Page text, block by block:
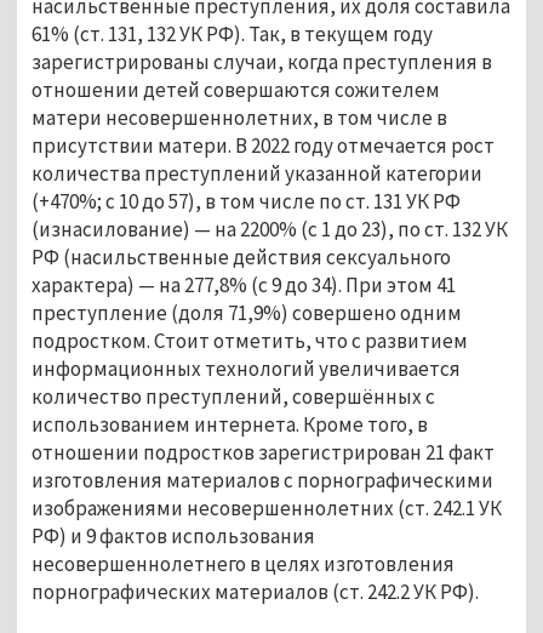
насильственные преступления, их доля составила
61% (ст. 131, 132 УК РФ). Так, в текущем году
зарегистрированы случаи, когда преступления в
отношении детей совершаются сожителем
матери несовершеннолетних, в том числе в
присутствии матери. В 2022 году отмечается рост
количества преступлений указанной категории
(+470%; с 10 до 57), в том числе по ст. 131 УК РФ
(изнасилование) — на 2200% (с 1 до 23), по ст. 132 УК
РФ (насильственные действия сексуального
характера) — на 277,8% (с 9 до 34). При этом 41
преступление (доля 71,9%) совершено одним
подростком. Стоит отметить, что с развитием
информационных технологий увеличивается
количество преступлений, совершённых с
использованием интернета. Кроме того, в
отношении подростков зарегистрирован 21 факт
изготовления материалов с порнографическими
изображениями несовершеннолетних (ст. 242.1 УК
РФ) и 9 фактов использования
несовершеннолетнего в целях изготовления
порнографических материалов (ст. 242.2 УК РФ).